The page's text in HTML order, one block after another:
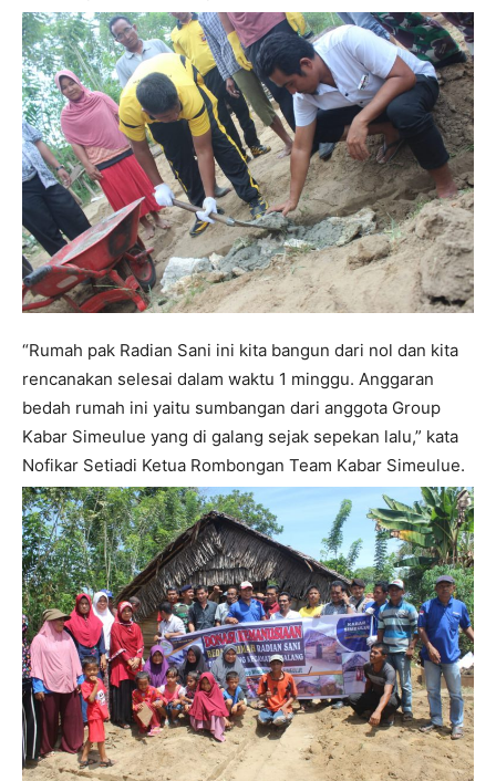
“Rumah pak Radian Sani ini kita bangun dari nol dan kita
rencanakan selesai dalam waktu 1 minggu. Anggaran
bedah rumah ini yaitu sumbangan dari anggota Group
Kabar Simeulue yang di galang sejak sepekan lalu,” kata
Nofikar Setiadi Ketua Rombongan Team Kabar Simeulue.